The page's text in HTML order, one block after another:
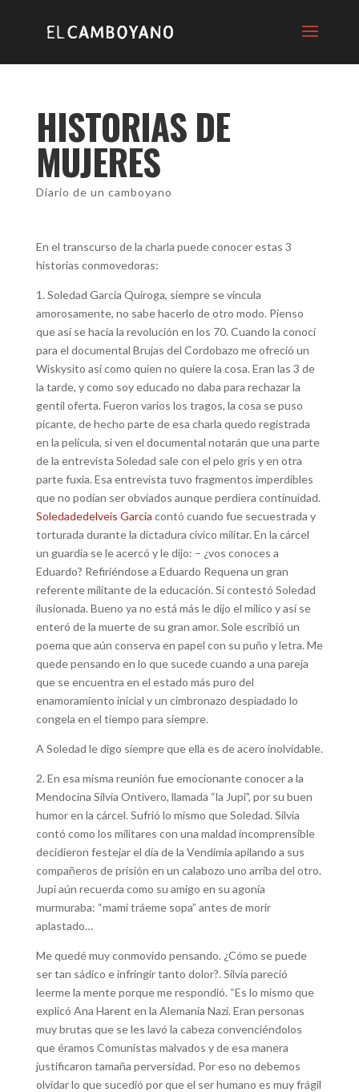
HISTORIAS DE
MUJERES
Diario de un camboyano
En el transcurso de la charla puede conocer estas 3
historias conmovedoras:
1. Soledad García Quiroga, siempre se vincula
amorosamente, no sabe hacerlo de otro modo. Pienso
que así se hacía la revolución en los 70. Cuando la conocí
para el documental Brujas del Cordobazo me ofreció un
Wiskysito así como quien no quiere la cosa. Eran las 3 de
la tarde, y como soy educado no daba para rechazar la
gentil oferta. Fueron varios los tragos, la cosa se puso
picante, de hecho parte de esa charla quedo registrada
en la película, si ven el documental notarán que una parte
de la entrevista Soledad sale con el pelo gris y en otra
parte fuxia. Esa entrevista tuvo fragmentos imperdibles
que no podían ser obviados aunque perdiera continuidad.
Soledadedelveis Garcia contó cuando fue secuestrada y
torturada durante la dictadura cívico militar. En la cárcel
un guardia se le acercó y le dijo: – ¿vos conoces a
Eduardo? Refiriéndose a Eduardo Requena un gran
referente militante de la educación. Si contestó Soledad
ilusionada. Bueno ya no está más le dijo el milico y así se
enteró de la muerte de su gran amor. Sole escribió un
poema que aún conserva en papel con su puño y letra. Me
quede pensando en lo que sucede cuando a una pareja
que se encuentra en el estado más puro del
enamoramiento inicial y un cimbronazo despiadado lo
congela en el tiempo para siempre.
A Soledad le digo siempre que ella es de acero inolvidable.
2. En esa misma reunión fue emocionante conocer a la
Mendocina Silvia Ontivero, llamada “la Jupi”, por su buen
humor en la cárcel. Sufrió lo mismo que Soledad. Silvia
contó como los militares con una maldad incomprensible
decidieron festejar el día de la Vendimia apilando a sus
compañeros de prisión en un calabozo uno arriba del otro.
Jupi aún recuerda como su amigo en su agonía
murmuraba: “mamí tráeme sopa” antes de morir
aplastado…
Me quedé muy conmovido pensando. ¿Cómo se puede
ser tan sádico e infringir tanto dolor?. Silvia pareció
leerme la mente porque me respondió. “Es lo mismo que
explicó Ana Harent en la Alemania Nazi. Eran personas
muy brutas que se les lavó la cabeza convenciéndolos
que éramos Comunistas malvados y de esa manera
justificaron tamaña perversidad. Por eso no debemos
olvidar lo que sucedió por que el ser humano es muy frágil